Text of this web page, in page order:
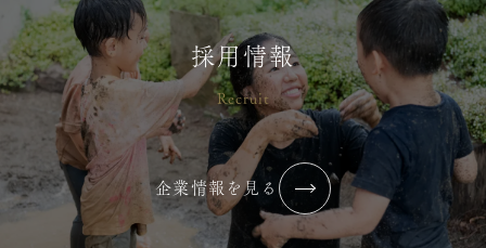
採用情報
Recruit
企業情報を見る